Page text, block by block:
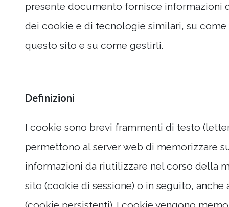
presente documento fornisce informazioni
dei cookie e di tecnologie similari, su
questo sito e su come gestirli.
Definizioni
I cookie sono brevi frammenti di testo
permettono al server web di memorizzare
informazioni da riutilizzare nel corso della
sito (cookie di sessione) o in seguito, anche